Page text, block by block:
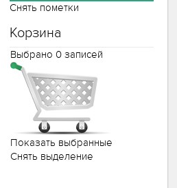
Снять пометки
Корзина
Выбрано 0 записей
Показать выбранные
Снять выделение